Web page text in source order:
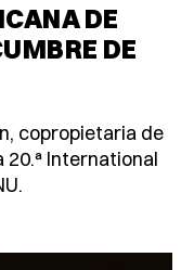
DE
DE
copropietaria de
20.ª International